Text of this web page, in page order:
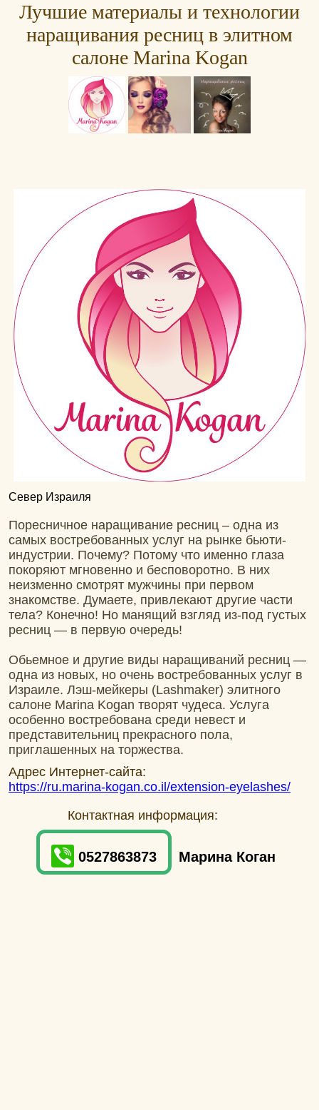
Лучшие материалы и технологии
наращивания ресниц в элитном
салоне Marina Kogan
Север Израиля
Поресничное наращивание ресниц – одна из
самых востребованных услуг на рынке бьюти-
индустрии. Почему? Потому что именно глаза
покоряют мгновенно и бесповоротно. В них
неизменно смотрят мужчины при первом
знакомстве. Думаете, привлекают другие части
тела? Конечно! Но манящий взгляд из-под густых
ресниц — в первую очередь!
Обьемное и другие виды наращиваний ресниц —
одна из новых, но очень востребованных услуг в
Израиле. Лэш-мейкеры (Lashmaker) элитного
салоне Marina Kogan творят чудеса. Услуга
особенно востребована среди невест и
представительниц прекрасного пола,
приглашенных на торжества.
Адрес Интернет-сайта:
https://ru.marina-kogan.co.il/extension-eyelashes/
Контактная информация:
0527863873 Марина Коган